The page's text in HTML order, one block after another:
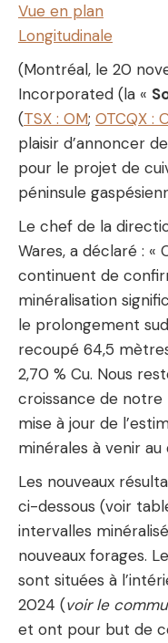
Vue en plan
Longitudinale
(Montréal, le 20
Incorporated (la «
(TSX : OM; OTCQX :
plaisir d’annoncer
pour le projet de
péninsule
Le chef de la
Wares, a déclaré : «
continuent de
minéralisation
le prolongement
recoupé 64,5
2,70 % Cu. Nous
croissance de
mise à jour de
minérales à venir au
Les nouveaux
ci-dessous (voir
intervalles
nouveaux forages.
sont situées à
2024 (voir le
et ont pour but de